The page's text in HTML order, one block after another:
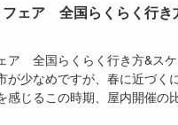
フェア 全国らくらく行き
ア 全国らくらく行き方&ス
が少なめですが、春に近づく
感じるこの時期、屋内開催の